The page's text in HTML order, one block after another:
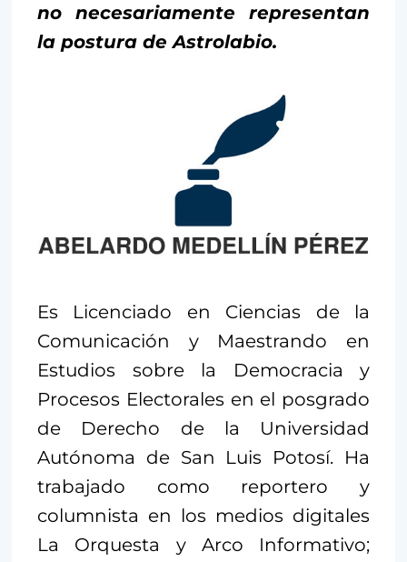
no necesariamente representan
la postura de Astrolabio.
Es Licenciado en Ciencias de la
Comunicación y Maestrando en
Estudios sobre la Democracia y
Procesos Electorales en el posgrado
de Derecho de la Universidad
Autónoma de San Luis Potosí. Ha
trabajado como reportero y
columnista en los medios digitales
La Orquesta y Arco Informativo;